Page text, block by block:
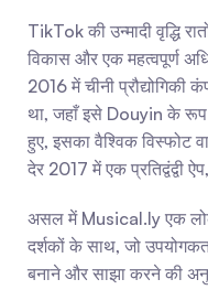
TikTok की उन्मादी वृद्धि
विकास और एक महत्वपूर्ण
2016 में चीनी प्रौद्योगिकी
था, जहाँ इसे Douyin के रूप
हुए, इसका वैश्विक
देर 2017 में एक प्रतिद्वंद्वी
असल में Musical.ly एक
दर्शकों के साथ, जो
बनाने और साझा करने की